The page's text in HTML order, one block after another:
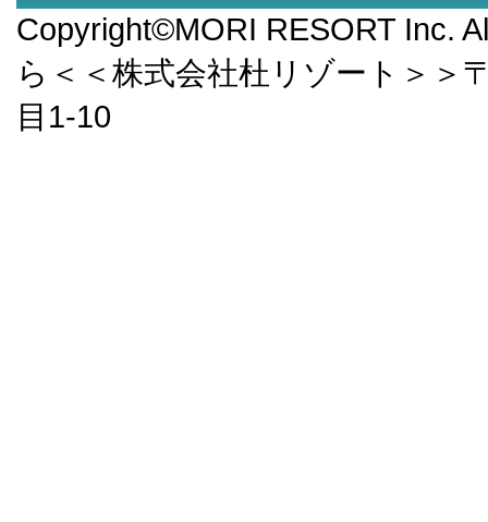
Copyright©MORI RESORT Inc.
ら＜＜株式会社杜リゾート＞＞
目1-10